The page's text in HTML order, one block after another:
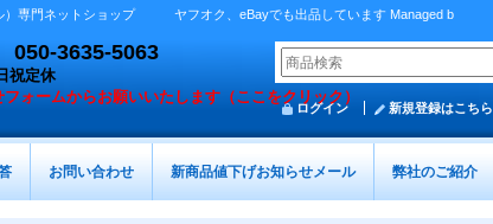
）専門ネットショップ ヤフオク、eBayでも出品しています Managed b
050-3635-5063
祝定休
ォームからお願いいたします（ここをクリック）
ログイン 新規登録はこちら
お問い合わせ 新商品値下げお知らせメール 弊社のご紹介